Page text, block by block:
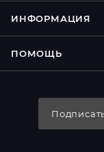
ИНФОРМАЦИЯ
ПОМОЩЬ